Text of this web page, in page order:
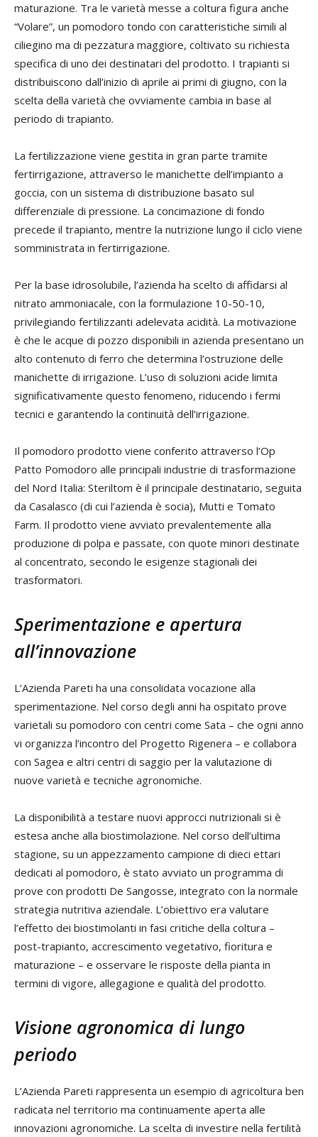
maturazione. Tra le varietà messe a coltura figura anche
“Volare”, un pomodoro tondo con caratteristiche simili al
ciliegino ma di pezzatura maggiore, coltivato su richiesta
specifica di uno dei destinatari del prodotto. I trapianti si
distribuiscono dall’inizio di aprile ai primi di giugno, con la
scelta della varietà che ovviamente cambia in base al
periodo di trapianto.
La fertilizzazione viene gestita in gran parte tramite
fertirrigazione, attraverso le manichette dell’impianto a
goccia, con un sistema di distribuzione basato sul
differenziale di pressione. La concimazione di fondo
precede il trapianto, mentre la nutrizione lungo il ciclo viene
somministrata in fertirrigazione.
Per la base idrosolubile, l’azienda ha scelto di affidarsi al
nitrato ammoniacale, con la formulazione 10-50-10,
privilegiando fertilizzanti adelevata acidità. La motivazione
è che le acque di pozzo disponibili in azienda presentano un
alto contenuto di ferro che determina l’ostruzione delle
manichette di irrigazione. L’uso di soluzioni acide limita
significativamente questo fenomeno, riducendo i fermi
tecnici e garantendo la continuità dell’irrigazione.
Il pomodoro prodotto viene conferito attraverso l’Op
Patto Pomodoro alle principali industrie di trasformazione
del Nord Italia: Steriltom è il principale destinatario, seguita
da Casalasco (di cui l’azienda è socia), Mutti e Tomato
Farm. Il prodotto viene avviato prevalentemente alla
produzione di polpa e passate, con quote minori destinate
al concentrato, secondo le esigenze stagionali dei
trasformatori.
Sperimentazione e apertura
all’innovazione
L’Azienda Pareti ha una consolidata vocazione alla
sperimentazione. Nel corso degli anni ha ospitato prove
varietali su pomodoro con centri come Sata – che ogni anno
vi organizza l’incontro del Progetto Rigenera – e collabora
con Sagea e altri centri di saggio per la valutazione di
nuove varietà e tecniche agronomiche.
La disponibilità a testare nuovi approcci nutrizionali si è
estesa anche alla biostimolazione. Nel corso dell’ultima
stagione, su un appezzamento campione di dieci ettari
dedicati al pomodoro, è stato avviato un programma di
prove con prodotti De Sangosse, integrato con la normale
strategia nutritiva aziendale. L’obiettivo era valutare
l’effetto dei biostimolanti in fasi critiche della coltura –
post-trapianto, accrescimento vegetativo, fioritura e
maturazione – e osservare le risposte della pianta in
termini di vigore, allegagione e qualità del prodotto.
Visione agronomica di lungo
periodo
L’Azienda Pareti rappresenta un esempio di agricoltura ben
radicata nel territorio ma continuamente aperta alle
innovazioni agronomiche. La scelta di investire nella fertilità